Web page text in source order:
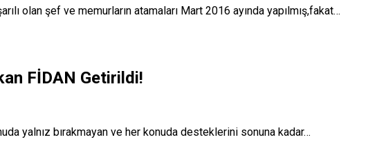
olan şef ve memurların atamaları Mart 2016 ayında yapılmış,fakat…
FİDAN Getirildi!
yalnız bırakmayan ve her konuda desteklerini sonuna kadar…